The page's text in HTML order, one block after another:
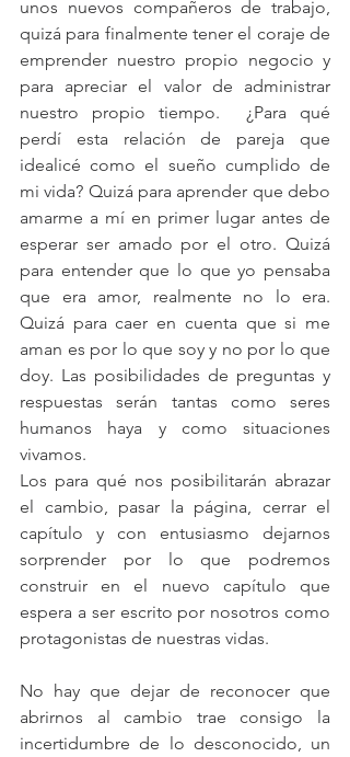
unos nuevos compañeros de trabajo,
quizá para finalmente tener el coraje de
emprender nuestro propio negocio y
para apreciar el valor de administrar
nuestro propio tiempo.  ¿Para qué
perdí esta relación de pareja que
idealicé como el sueño cumplido de
mi vida? Quizá para aprender que debo
amarme a mí en primer lugar antes de
esperar ser amado por el otro. Quizá
para entender que lo que yo pensaba
que era amor, realmente no lo era.
Quizá para caer en cuenta que si me
aman es por lo que soy y no por lo que
doy. Las posibilidades de preguntas y
respuestas serán tantas como seres
humanos haya y como situaciones
vivamos.
Los para qué nos posibilitarán abrazar
el cambio, pasar la página, cerrar el
capítulo y con entusiasmo dejarnos
sorprender por lo que podremos
construir en el nuevo capítulo que
espera a ser escrito por nosotros como
protagonistas de nuestras vidas.
No hay que dejar de reconocer que
abrirnos al cambio trae consigo la
incertidumbre de lo desconocido, un